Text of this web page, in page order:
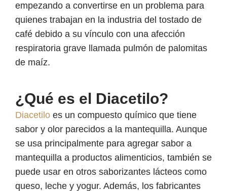
empezando a convertirse en un problema para
quienes trabajan en la industria del tostado de
café debido a su vínculo con una afección
respiratoria grave llamada pulmón de palomitas
de maíz.
¿Qué es el Diacetilo?
Diacetilo es un compuesto químico que tiene
sabor y olor parecidos a la mantequilla. Aunque
se usa principalmente para agregar sabor a
mantequilla a productos alimenticios, también se
puede usar en otros saborizantes lácteos como
queso, leche y yogur. Además, los fabricantes